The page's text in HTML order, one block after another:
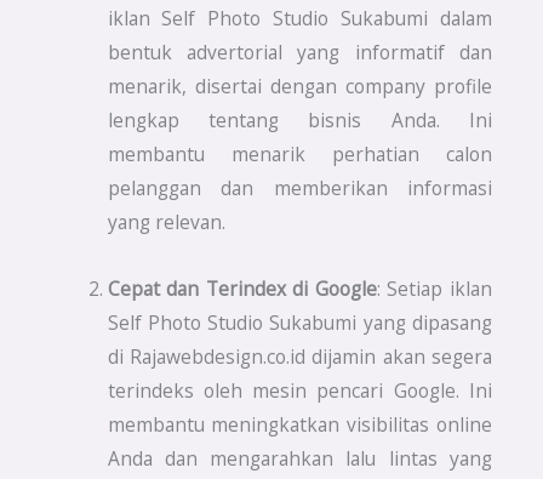
iklan Self Photo Studio Sukabumi dalam
bentuk advertorial yang informatif dan
menarik, disertai dengan company profile
lengkap tentang bisnis Anda. Ini
membantu menarik perhatian calon
pelanggan dan memberikan informasi
yang relevan.
Cepat dan Terindex di Google: Setiap iklan
Self Photo Studio Sukabumi yang dipasang
di Rajawebdesign.co.id dijamin akan segera
terindeks oleh mesin pencari Google. Ini
membantu meningkatkan visibilitas online
Anda dan mengarahkan lalu lintas yang